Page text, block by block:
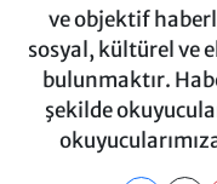
ve objektif
sosyal, kültürel ve
bulunmaktır.
şekilde